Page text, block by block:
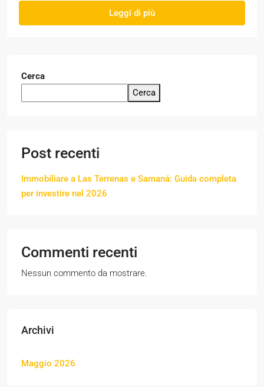
Leggi di più
Cerca
Cerca
Post recenti
Immobiliare a Las Terrenas e Samaná: Guida completa
per investire nel 2026
Commenti recenti
Nessun commento da mostrare.
Archivi
Maggio 2026